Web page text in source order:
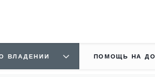
ВЛАДЕНИИ ПОМОЩЬ НА